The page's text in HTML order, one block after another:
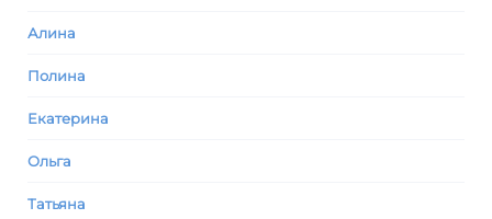
Алина
Полина
Екатерина
Ольга
Татьяна